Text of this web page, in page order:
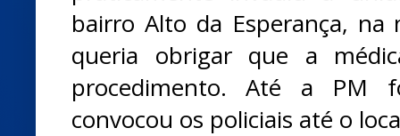
bairro Alto da Esperança,
queria obrigar que a
procedimento. Até a PM
convocou os policiais até o